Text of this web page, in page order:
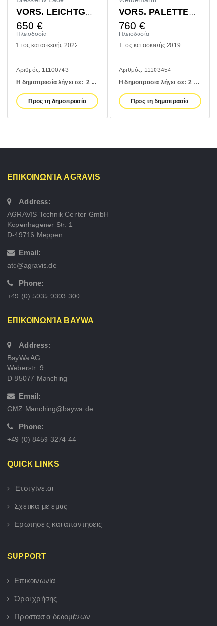
VORS. LEICHTGUTSCHAUFEL 1400MM
650 €
Πλειοδοσία
Έτος κατασκευής 2022
Αριθμός: 11100743
Η δημοπρασία λήγει σε: 2 days
Προς τη δημοπρασία
VORS. PALETTENGABEL 1200MM
760 €
Πλειοδοσία
Έτος κατασκευής 2019
Αριθμός: 11103454
Η δημοπρασία λήγει σε: 2 days
Προς τη δημοπρασία
ΕΠΙΚΟΙΝΩΝΊΑ AGRAVIS
Address:
AGRAVIS Technik Center GmbH
Kopenhagener Str. 1
D-49716 Meppen
Email:
atc@agravis.de
Phone:
+49 (0) 5935 9393 300
ΕΠΙΚΟΙΝΩΝΊΑ BAYWA
Address:
BayWa AG
Weberstr. 9
D-85077 Manching
Email:
GMZ.Manching@baywa.de
Phone:
+49 (0) 8459 3274 44
QUICK LINKS
Έτσι γίνεται
Σχετικά με εμάς
Ερωτήσεις και απαντήσεις
SUPPORT
Επικοινωνία
Όροι χρήσης
Προστασία δεδομένων